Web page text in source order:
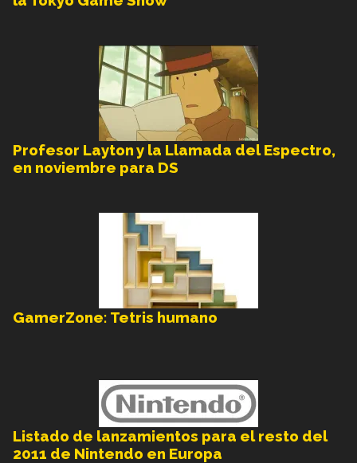
Profesor Layton y la Llamada del Espectro,
en noviembre para DS
GamerZone: Tetris humano
Listado de lanzamientos para el resto del
2011 de Nintendo en Europa